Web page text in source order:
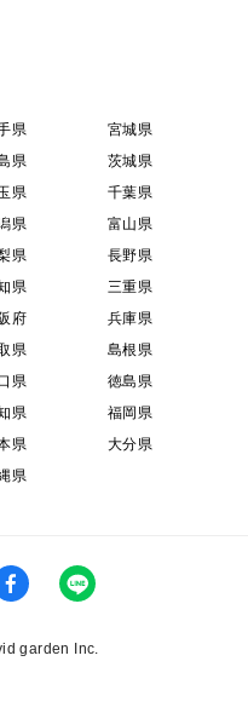
県
宮城県
県
茨城県
県
千葉県
県
富山県
県
長野県
県
三重県
府
兵庫県
県
島根県
県
徳島県
県
福岡県
県
大分県
県
garden Inc.